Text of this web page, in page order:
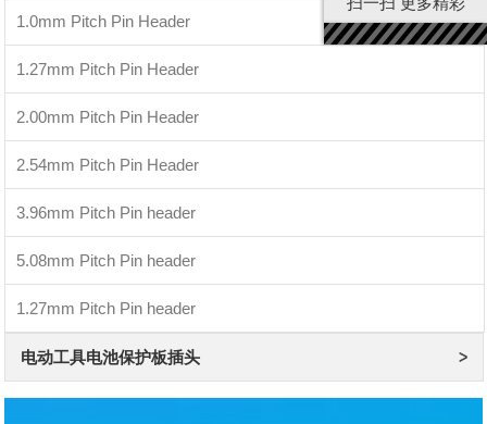
1.0mm Pitch Pin Header
1.27mm Pitch Pin Header
2.00mm Pitch Pin Header
2.54mm Pitch Pin Header
3.96mm Pitch Pin header
5.08mm Pitch Pin header
1.27mm Pitch Pin header
电动工具电池保护板插头